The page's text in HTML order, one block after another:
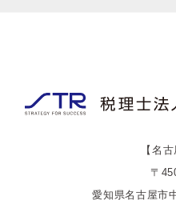
【名
〒
愛知県名古屋市